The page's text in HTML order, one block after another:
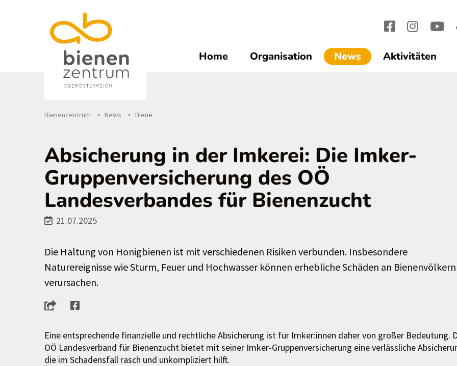
Home Organisation News(current)1
Aktivitäten
Bienenzentrum News Biene
Absicherung in der Imkerei: Die Imker-
Gruppenversicherung des OÖ
Landesverbandes für Bienenzucht
21.07.2025
Die Haltung von Honigbienen ist mit verschiedenen Risiken verbunden. Insbesondere
Naturereignisse wie Sturm, Feuer und Hochwasser können erhebliche Schäden an Bienenvölkern
verursachen.
Eine entsprechende finanzielle und rechtliche Absicherung ist für Imker:innen daher von großer Bedeutung.
OÖ Landesverband für Bienenzucht bietet mit seiner Imker-Gruppenversicherung eine verlässliche
die im Schadensfall rasch und unkompliziert hilft.